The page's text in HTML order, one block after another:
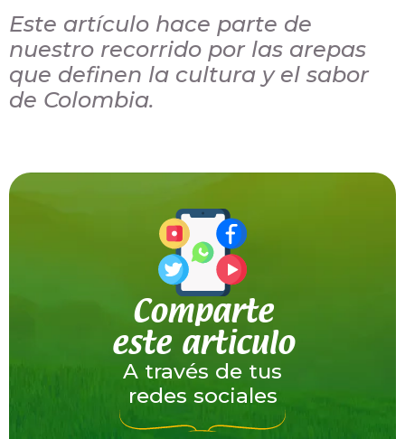
Este artículo hace parte de
nuestro recorrido por las arepas
que definen la cultura y el sabor
de Colombia.
Comparte
este articulo
A través de tus
redes sociales